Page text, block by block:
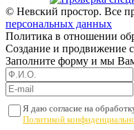
© Невский простор. Все
персональных данных
Политика в отношении
Создание и продвижение
Заполните форму и мы
Я даю согласие на
Политикой